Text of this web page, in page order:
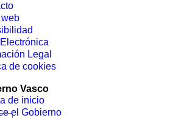
web
Legal
de cookies
Vasco
de inicio
el Gobierno